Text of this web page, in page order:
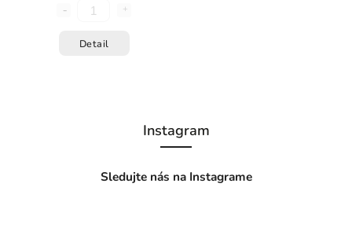
Detail
Instagram
Sledujte nás na Instagrame